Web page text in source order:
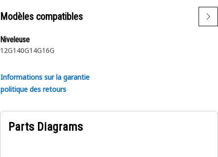
Modèles compatibles
Niveleuse
12G140G14G16G
Informations sur la garantie
politique des retours
Parts Diagrams